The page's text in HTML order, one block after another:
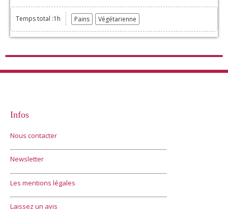
Temps total :1h Pains Végétarienne
Infos
Nous contacter
Newsletter
Les mentions légales
Laissez un avis